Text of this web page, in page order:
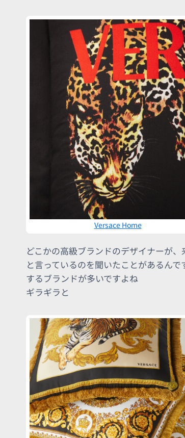
Versace Home
どこかの高級ブランドのデザイナーが
と言っているのを聞いたことがあるん
するブランドが多いですよね
ギラギラと